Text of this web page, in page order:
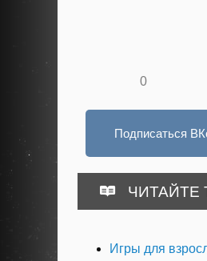
0
Подписаться
ЧИТАЙТЕ
Игры для